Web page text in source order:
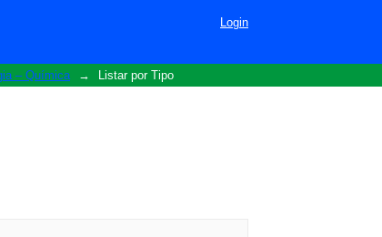
Login
– Química → Listar por Tipo